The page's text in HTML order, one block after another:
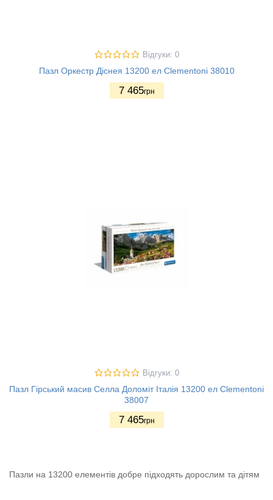
Відгуки: 0
Пазл Оркестр Діснея 13200 ел Clementoni 38010
7 465грн
Відгуки: 0
Пазл Гірський масив Селла Доломіт Італія 13200 ел Clementoni
38007
7 465грн
Пазли на 13200 елементів добре підходять дорослим та дітям